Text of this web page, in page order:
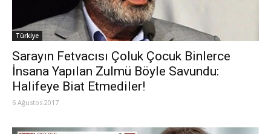
Türkiye
Sarayın Fetvacısı Çoluk Çocuk Binlerce
İnsana Yapılan Zulmü Böyle Savundu:
Halifeye Biat Etmediler!
6 Ağustos 2017